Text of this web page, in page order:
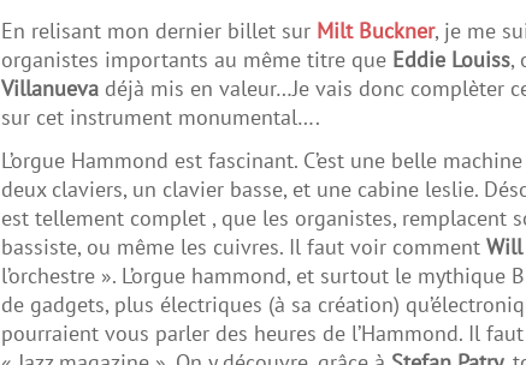
En relisant mon dernier billet sur Milt Buckner, je me
organistes importants au même titre que Eddie Louiss,
Villanueva déjà mis en valeur…Je vais donc complèter
sur cet instrument monumental….
L’orgue Hammond est fascinant. C’est une belle
deux claviers, un clavier basse, et une cabine leslie.
est tellement complet , que les organistes, remplacent
bassiste, ou même les cuivres. Il faut voir comment
l’orchestre ». L’orgue hammond, et surtout le
de gadgets, plus électriques (à sa création)
pourraient vous parler des heures de l’Hammond. Il